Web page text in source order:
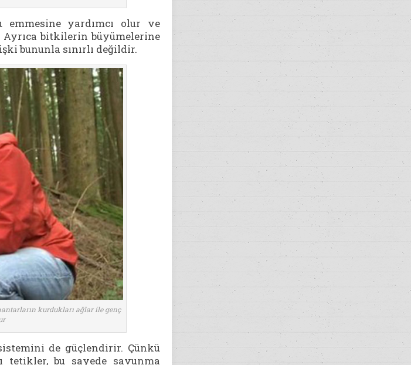
yardımcı olur ve
bitkilerin büyümelerine
bununla sınırlı değildir.
kurdukları ağlar ile genç
de güçlendirir. Çünkü
bu sayede savunma